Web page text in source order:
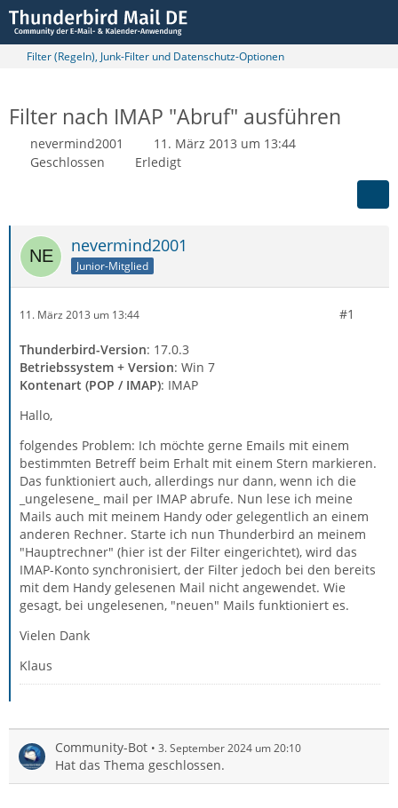
Filter (Regeln), Junk-Filter und Datenschutz-Optionen
Filter nach IMAP "Abruf" ausführen
nevermind2001
11. März 2013 um 13:44
Geschlossen
Erledigt
nevermind2001
Junior-Mitglied
11. März 2013 um 13:44 #1
Thunderbird-Version: 17.0.3
Betriebssystem + Version: Win 7
Kontenart (POP / IMAP): IMAP
Hallo,
folgendes Problem: Ich möchte gerne Emails mit einem
bestimmten Betreff beim Erhalt mit einem Stern markieren.
Das funktioniert auch, allerdings nur dann, wenn ich die
_ungelesene_ mail per IMAP abrufe. Nun lese ich meine
Mails auch mit meinem Handy oder gelegentlich an einem
anderen Rechner. Starte ich nun Thunderbird an meinem
"Hauptrechner" (hier ist der Filter eingerichtet), wird das
IMAP-Konto synchronisiert, der Filter jedoch bei den bereits
mit dem Handy gelesenen Mail nicht angewendet. Wie
gesagt, bei ungelesenen, "neuen" Mails funktioniert es.
Vielen Dank
Klaus
Community-Bot 3. September 2024 um 20:10
Hat das Thema geschlossen.